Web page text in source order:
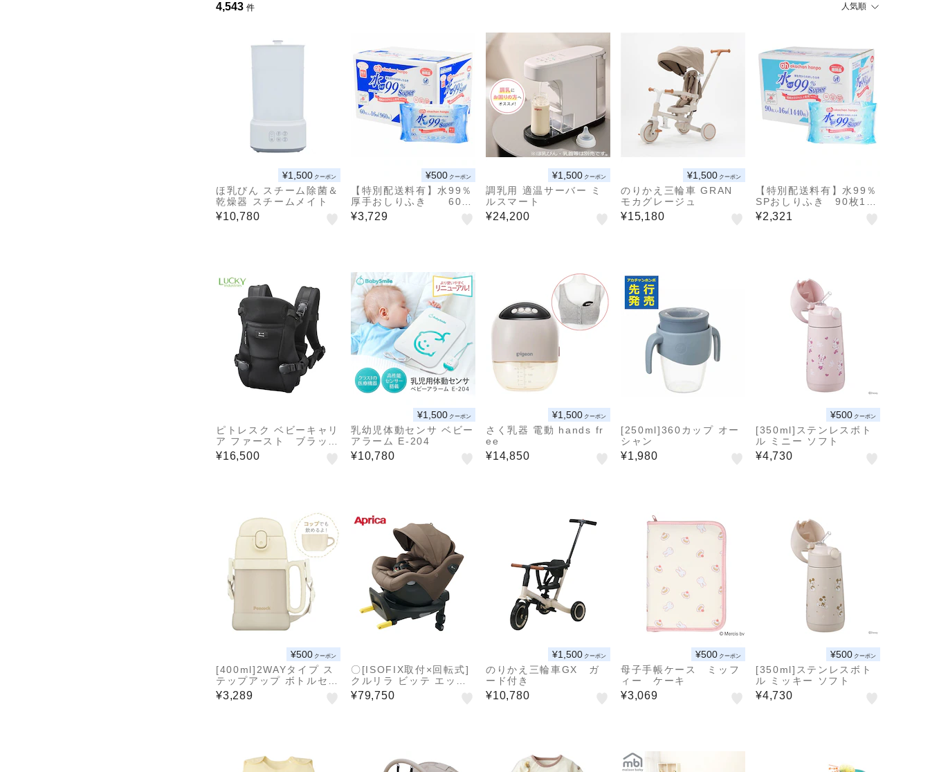
4,543 件 人気順
¥1,500 クーポン
ほ乳びん スチーム除菌＆
乾燥器 スチームメイト
¥10,780
¥500 クーポン
【特別配送料有】水99％
厚手おしりふき 60枚
×16個
¥3,729
¥1,500 クーポン
調乳用 適温サーバー ミ
ルスマート
¥24,200
¥1,500 クーポン
のりかえ三輪車 GRAN
モカグレージュ
¥15,180
【特別配送料有】水99％
SPおしりふき 90枚16
個
¥2,321
ピトレスク ベビーキャリ
ア ファースト ブラッ
ク 抱っこ紐
¥16,500
¥1,500 クーポン
乳幼児体動センサ ベビー
アラーム E-204
¥10,780
¥1,500 クーポン
さく乳器 電動 hands fr
ee
¥14,850
[250ml]360カップ オー
シャン
¥1,980
¥500 クーポン
[350ml]ステンレスボト
ル ミニー ソフト
¥4,730
¥500 クーポン
[400ml]2WAYタイプ ス
テップアップ ボトルセッ
ト ASK-W40
¥3,289
〇[ISOFIX取付×回転式]
クルリラ ビッテ エック
ス プラス AC ビターブ
ラウン 2026年モデル チ
¥79,750
¥1,500 クーポン
のりかえ三輪車GX ガ
ード付き
¥10,780
¥500 クーポン
母子手帳ケース ミッフ
ィー ケーキ
¥3,069
¥500 クーポン
[350ml]ステンレスボト
ル ミッキー ソフト
¥4,730